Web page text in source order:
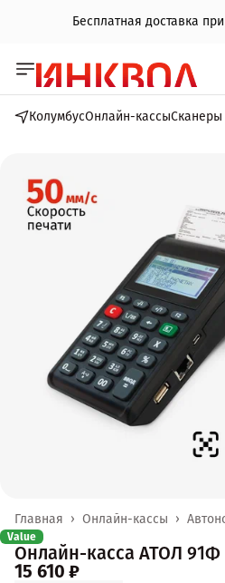
Бесплатная доставка
КолумбусОнлайн-кассыСканеры
Онлайн-кассы ›
Главная ›
Value
Онлайн-касса АТОЛ
15 610 ₽